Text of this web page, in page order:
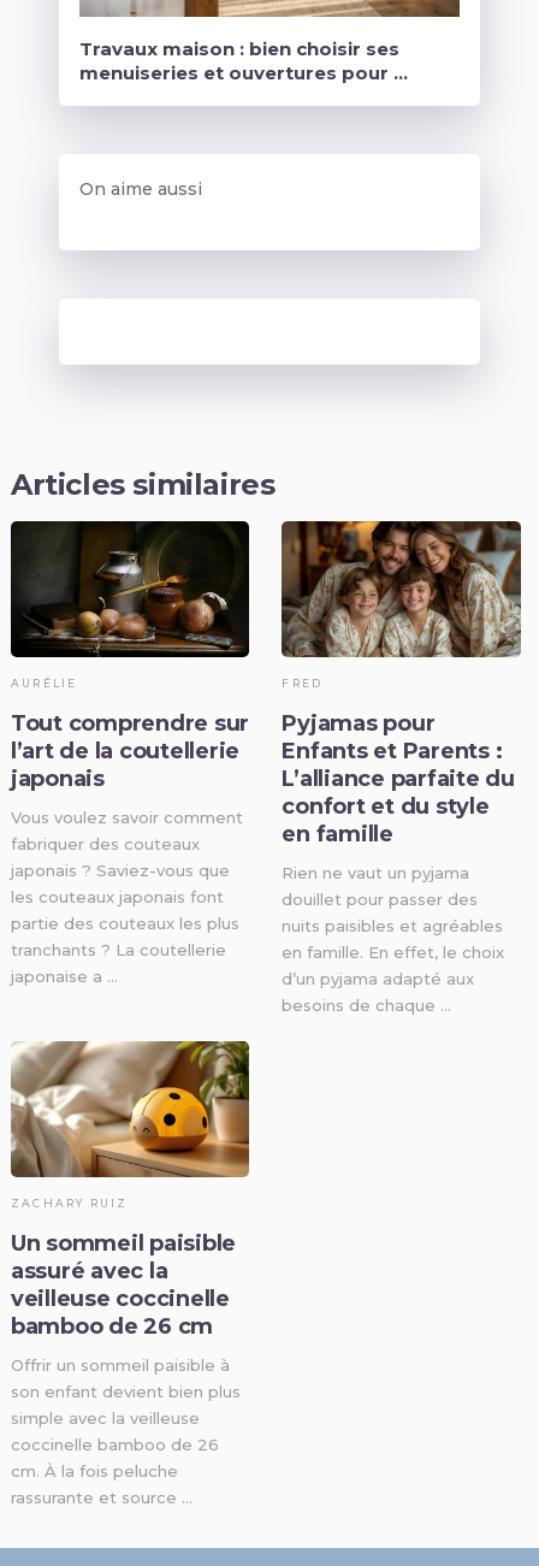
Travaux maison : bien choisir ses
menuiseries et ouvertures pour …
On aime aussi
Articles similaires
AURÉLIE
Tout comprendre sur
l’art de la coutellerie
japonais
Vous voulez savoir comment
fabriquer des couteaux
japonais ? Saviez-vous que
les couteaux japonais font
partie des couteaux les plus
tranchants ? La coutellerie
japonaise a …
FRED
Pyjamas pour
Enfants et Parents :
L’alliance parfaite du
confort et du style
en famille
Rien ne vaut un pyjama
douillet pour passer des
nuits paisibles et agréables
en famille. En effet, le choix
d’un pyjama adapté aux
besoins de chaque …
ZACHARY RUIZ
Un sommeil paisible
assuré avec la
veilleuse coccinelle
bamboo de 26 cm
Offrir un sommeil paisible à
son enfant devient bien plus
simple avec la veilleuse
coccinelle bamboo de 26
cm. À la fois peluche
rassurante et source …